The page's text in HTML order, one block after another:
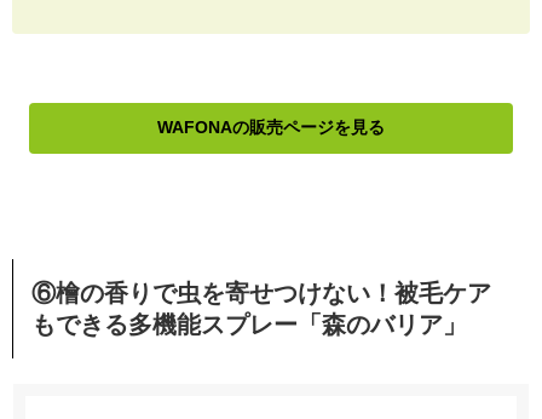
WAFONAの販売ページを見る
⑥檜の香りで虫を寄せつけない！被毛ケア
もできる多機能スプレー「森のバリア」